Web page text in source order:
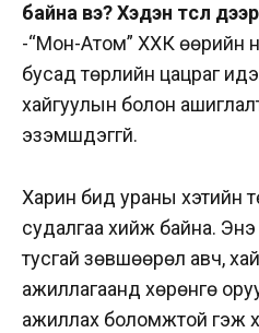
байна вэ? Хэдэн төсөл
-“Мон-Атом” ХХК өөрийн
бусад төрлийн цацраг
хайгуулын болон
эзэмшдэггүй.
Харин бид ураны хэтийн
судалгаа хийж байна.
тусгай зөвшөөрөл авч,
ажиллагаанд хөрөнгө
ажиллах боломжтой гэж